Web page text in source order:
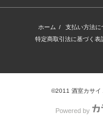
ホーム / 支払い方法に
特定商取引法に基づく表
©2011 酒室カサイ
Powered by